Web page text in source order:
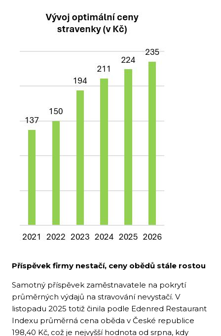
Příspěvek firmy nestačí, ceny obědů stále rostou
Samotný příspěvek zaměstnavatele na pokrytí
průměrných výdajů na stravování nevystačí. V
listopadu 2025 totiž činila podle Edenred Restaurant
Indexu průměrná cena oběda v České republice
198,40 Kč, což je nejvyšší hodnota od srpna, kdy